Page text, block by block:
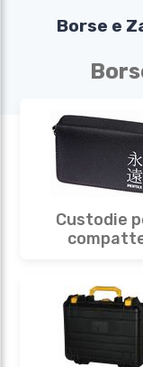
Borse e
Custodie